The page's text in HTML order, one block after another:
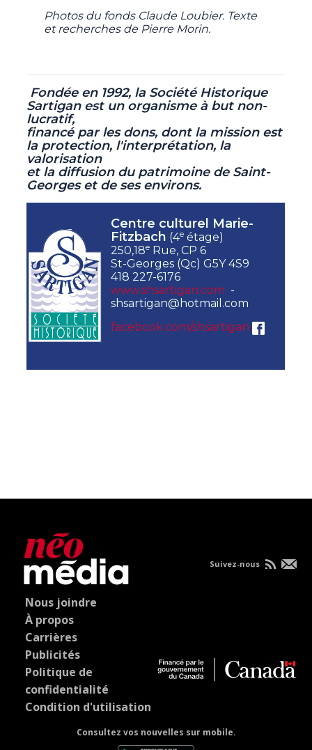
Photos du fonds Claude Loubier. Texte
et recherches de Pierre Morin.
Fondée en 1992, la Société Historique
Sartigan est un organisme à but non-
lucratif,
financé par les dons, dont la mission est
la protection, l'interprétation, la
valorisation
et la diffusion du patrimoine de Saint-
Georges et de ses environs.
Centre culturel Marie-
Fitzbach (4e étage)
250,18e Rue, CP 6
St-Georges (Qc) G5Y 4S9
418 227-6176
www.shsartigan.com -
shsartigan@hotmail.com
facebook.com/shsartigan
Nous joindre
À propos
Carrières
Publicités
Politique de
confidentialité
Condition d'utilisation
Consultez vos nouvelles sur mobile.
Suivez-nous